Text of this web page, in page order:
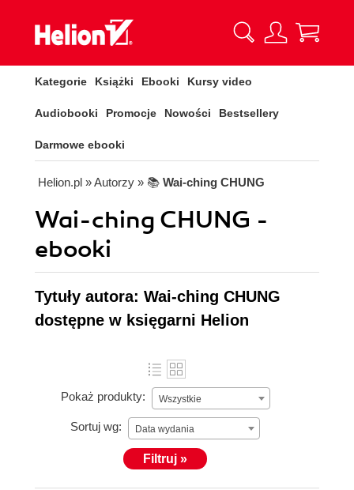
Kategorie Książki Ebooki Kursy video
Audiobooki Promocje Nowości Bestsellery
Darmowe ebooki
Helion.pl » Autorzy » 📚 Wai-ching CHUNG
Wai-ching CHUNG -
ebooki
Tytuły autora: Wai-ching CHUNG
dostępne w księgarni Helion
Pokaż produkty: Wszystkie
Sortuj wg: Data wydania
Filtruj »